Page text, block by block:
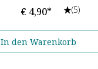
€ 4,90* (5)
In den Warenkorb